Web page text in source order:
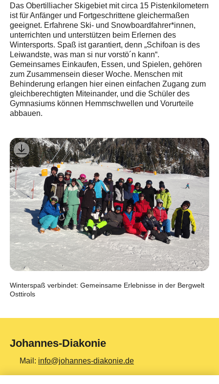
Das Obertilliacher Skigebiet mit circa 15 Pistenkilometern
ist für Anfänger und Fortgeschrittene gleichermaßen
geeignet. Erfahrene Ski- und Snowboardfahrer*innen,
unterrichten und unterstützen beim Erlernen des
Wintersports. Spaß ist garantiert, denn „Schifoan is des
Leiwandste, was man si nur vorstö´n kann“.
Gemeinsames Einkaufen, Essen, und Spielen, gehören
zum Zusammensein dieser Woche. Menschen mit
Behinderung erlangen hier einen einfachen Zugang zum
gleichberechtigten Miteinander, und die Schüler des
Gymnasiums können Hemmschwellen und Vorurteile
abbauen.
Winterspaß verbindet: Gemeinsame Erlebnisse in der Bergwelt
Osttirols
Johannes-Diakonie
Mail: info@johannes-diakonie.de
Tel:06261 - 88-0